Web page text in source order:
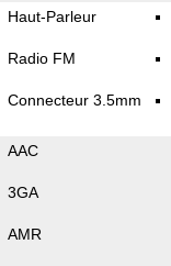
Haut-Parleur
Radio FM
Connecteur 3.5mm
AAC
3GA
AMR